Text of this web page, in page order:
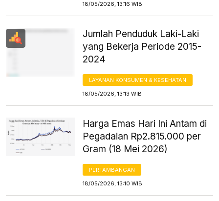
18/05/2026, 13:16 WIB
Jumlah Penduduk Laki-Laki
yang Bekerja Periode 2015-
2024
LAYANAN KONSUMEN & KESEHATAN
18/05/2026, 13:13 WIB
Harga Emas Hari Ini Antam di
Pegadaian Rp2.815.000 per
Gram (18 Mei 2026)
PERTAMBANGAN
18/05/2026, 13:10 WIB